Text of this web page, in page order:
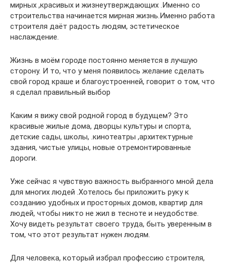
мирных ,красивых и жизнеутверждающих .Именно со
строительства начинается мирная жизнь.Именно работа
строителя даёт радость людям, эстетическое
наслаждение.
Жизнь в моём городе постоянно меняется в лучшую
сторону. И то, что у меня появилось желание сделать
свой город краше и благоустроенней, говорит о том, что
я сделал правильный выбор
Каким я вижу свой родной город в будущем? Это
красивые жилые дома, дворцы культуры и спорта,
детские сады, школы, .кинотеатры ,архитектурные
здания, чистые улицы, новые отремонтированные
дороги.
Уже сейчас я чувствую важность выбранного мной дела
для многих людей .Хотелось бы приложить руку к
созданию удобных и просторных домов, квартир для
людей, чтобы никто не жил в тесноте и неудобстве.
Хочу видеть результат своего труда, быть уверенным в
том, что этот результат нужен людям.
Для человека, который избрал профессию строителя,